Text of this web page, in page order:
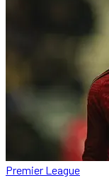
Premier League